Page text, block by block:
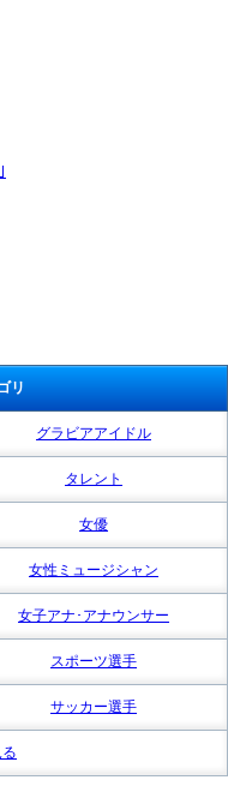
リ
グラビアアイドル
タレント
女優
女性ミュージシャン
女子アナ･アナウンサー
スポーツ選手
サッカー選手